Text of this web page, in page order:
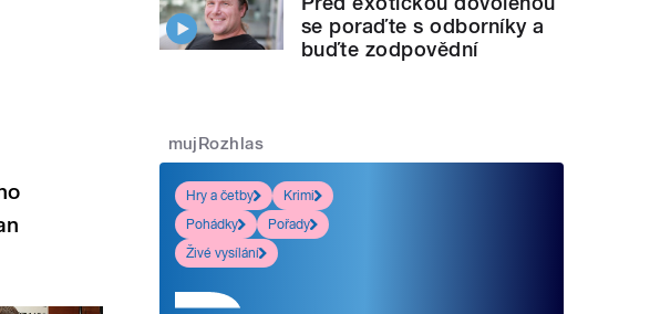
se poraďte s odborníky a
buďte zodpovědní
mujRozhlas
Hry a četby
Krimi
Pohádky
Pořady
Živé vysílání